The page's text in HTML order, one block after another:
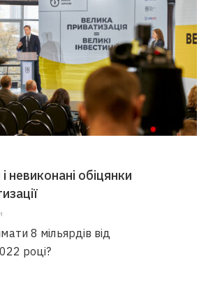
невиконані обіцянки
8 мільярдів від
році?